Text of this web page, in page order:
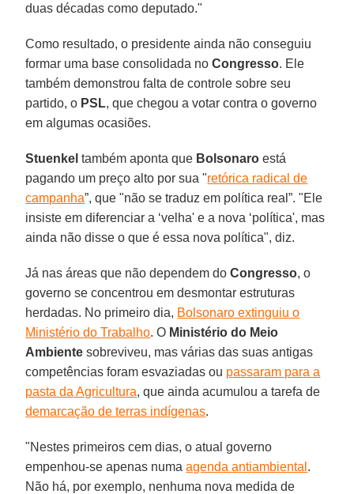
duas décadas como deputado."
Como resultado, o presidente ainda não conseguiu
formar uma base consolidada noCongresso. Ele
também demonstrou falta de controle sobre seu
partido, o PSL, que chegou a votar contra o governo
em algumas ocasiões.
Stuenkel também aponta que Bolsonaro está
pagando um preço alto por sua "retórica radical de
campanha”, que "não se traduz em política real”. "Ele
insiste em diferenciar a ‘velha' e a nova ‘política', mas
ainda não disse o que é essa nova política", diz.
Já nas áreas que não dependem doCongresso, o
governo se concentrou em desmontar estruturas
herdadas. No primeiro dia, Bolsonaro extinguiu o
Ministério do Trabalho. O Ministério do Meio
Ambiente sobreviveu, mas várias das suas antigas
competências foram esvaziadas ou passaram para a
pasta da Agricultura, que ainda acumulou a tarefa de
demarcação de terras indígenas.
"Nestes primeiros cem dias, o atual governo
empenhou-se apenas numaagenda antiambiental .
Não há, por exemplo, nenhuma nova medida de